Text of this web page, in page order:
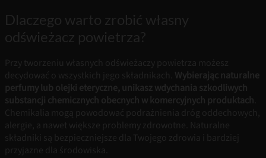
Dlaczego warto zrobić własny
odświeżacz powietrza?
Przy tworzeniu własnych odświeżaczy powietrza możesz
decydować o wszystkich jego składnikach. Wybierając naturalne
perfumy lub olejki eteryczne, unikasz wdychania szkodliwych
substancji chemicznych obecnych w komercyjnych produktach
Chemikalia mogą powodować podrażnienia dróg oddechowych,
alergie, a nawet większe problemy zdrowotne. Naturalne
składniki są bezpieczniejsze dla Twojego zdrowia i bardziej
przyjazne dla środowiska.